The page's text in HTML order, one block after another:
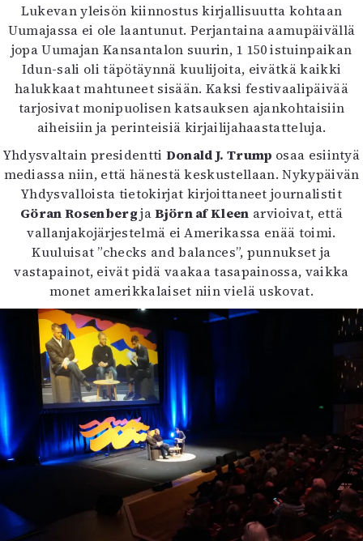
Esitystaide
Arkisto
Lehdet
4/2026
2–3/2026
1/2026
6/2025
5/2025 saame
5/2025
Lehtiarkisto
Info
Tilaus ja irtonumerot
Yhteistyössä
Toimitus
Mediatiedot
Kaltio ry
Lukevan yleisön kiinnostus kirjallisuutta kohtaan
Uumajassa ei ole laantunut. Perjantaina aamupäivällä
jopa Uumajan Kansantalon suurin, 1 150 istuinpaikan
Idun-sali oli täpötäynnä kuulijoita, eivätkä kaikki
halukkaat mahtuneet sisään. Kaksi festivaalipäivää
tarjosivat monipuolisen katsauksen ajankohtaisiin
aiheisiin ja perinteisiä kirjailijahaastatteluja.
Yhdysvaltain presidentti Donald J. Trump osaa esiintyä
mediassa niin, että hänestä keskustellaan. Nykypäivän
Yhdysvalloista tietokirjat kirjoittaneet journalistit
Göran RosenbergjaBjörn af Kleen arvioivat, että
vallanjakojärjestelmä ei Amerikassa enää toimi.
Kuuluisat ”checks and balances”, punnukset ja
vastapainot, eivät pidä vaakaa tasapainossa, vaikka
monet amerikkalaiset niin vielä uskovat.